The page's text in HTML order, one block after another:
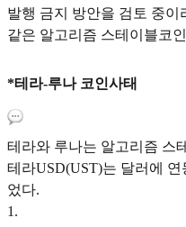
발행 금지 방안을 검토 중
같은 알고리즘 스테이블코
*테라-루나 코인사태
테라와 루나는 알고리즘 스
테라USD(UST)는 달러에
었다.
1 .